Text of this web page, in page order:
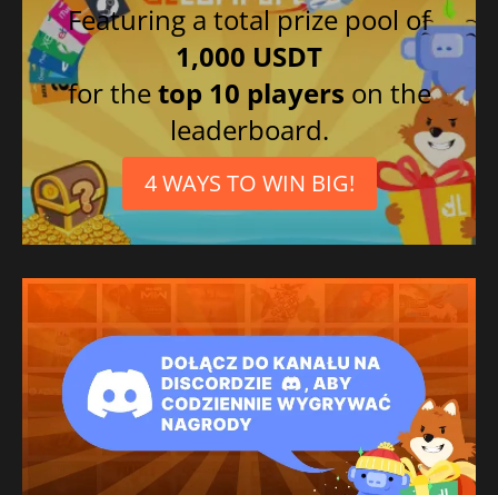
Featuring a total prize pool of
1,000 USDT
for thetop 10 players on the
leaderboard.
4 WAYS TO WIN BIG!